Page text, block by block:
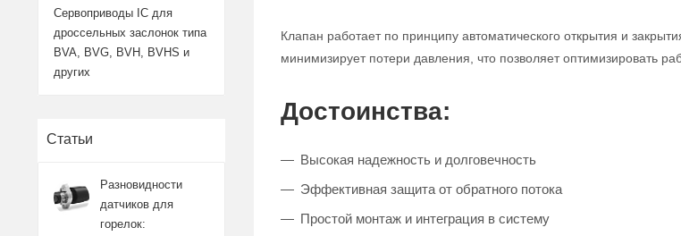
Клапан работает по принципу автоматического открытия и
минимизирует потери давления, что позволяет оптимизировать
Достоинства:
Высокая надежность и долговечность
Эффективная защита от обратного потока
Простой монтаж и интеграция в систему
Сервоприводы IC для
дроссельных заслонок типа
BVA, BVG, BVH, BVHS и
других
Статьи
Разновидности
датчиков для
горелок: